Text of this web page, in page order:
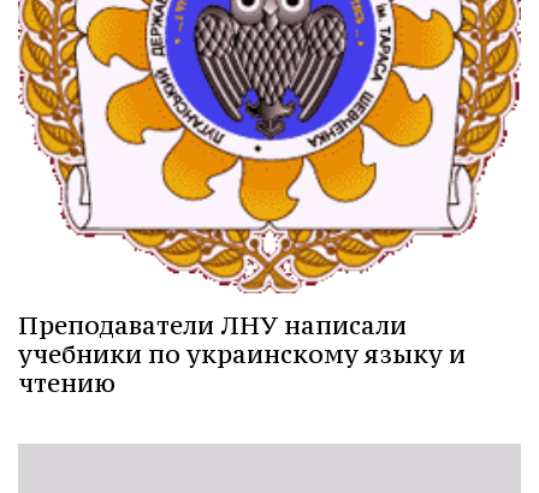
Преподаватели ЛНУ написали
учебники по украинскому языку и
чтению